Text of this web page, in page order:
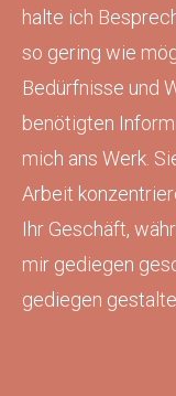
halte ich
so gering wie
Bedürfnisse und
benötigten
mich ans Werk.
Arbeit
Ihr Geschäft,
mir gediegen
gediegen